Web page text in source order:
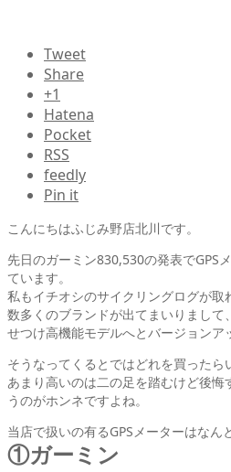
Tweet
Share
+1
Hatena
Pocket
RSS
feedly
Pin it
こんにちはふじみ野店北川です。
先日のガーミン830,530の発表でGPS
ています。
私もイチオシのサイクリングログが取
数多くのブランドが出てまいりまして
せつけ高機能モデルへとバージョンア
そうなってくるとではどれを買ったら
あまり高いのは二の足を踏むけど後
うのがホンネですよね。
当店で扱いの有るGPSメーターはなん
①ガーミン